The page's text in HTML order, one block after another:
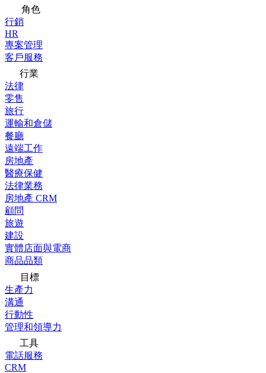
角色
行銷
HR
專案管理
客戶服務
行業
法律
零售
旅行
運輸和倉儲
餐廳
遠端工作
房地產
醫療保健
法律業務
房地產 CRM
顧問
旅遊
建設
實體店面與電商
商品品類
目標
生產力
溝通
行動性
管理和領導力
工具
電話服務
CRM